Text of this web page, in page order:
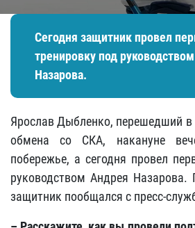
Сегодня защитник провел
тренировку под
Назарова.
Ярослав Дыбленко, перешедший в
обмена со СКА, накануне
побережье, а сегодня провел
руководством Андрея Назарова.
защитник пообщался с пресс-